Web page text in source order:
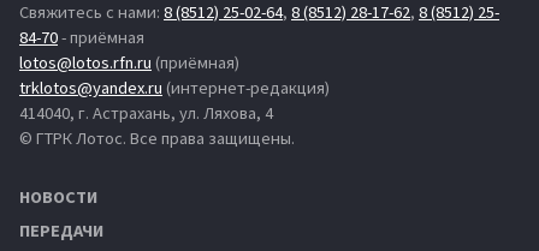
Свяжитесь с нами: 8 (8512) 25-02-64, 8 (8512) 28-17-62, 8 (8512) 25-
84-70- приёмная
lotos@lotos.rfn.ru (приёмная)
trklotos@yandex.ru (интернет-редакция)
414040, г. Астрахань, ул. Ляхова, 4
© ГТРК Лотос. Все права защищены.
НОВОСТИ
ПЕРЕДАЧИ